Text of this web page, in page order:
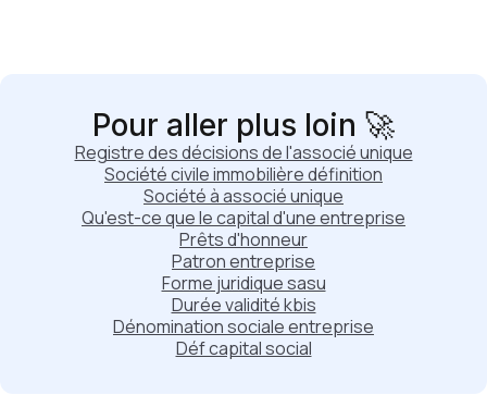
Pour aller plus loin 🚀
Registre des décisions de l'associé unique
Société civile immobilière définition
Société à associé unique
Qu'est-ce que le capital d'une entreprise
Prêts d'honneur
Patron entreprise
Forme juridique sasu
Durée validité kbis
Dénomination sociale entreprise
Déf capital social